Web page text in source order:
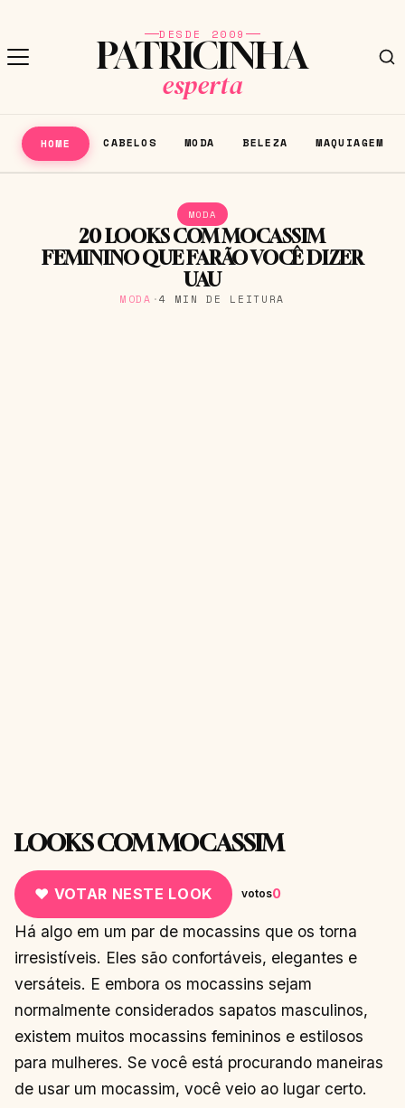
DESDE 2009
PATRICINHA
esperta
HOME CABELOS MODA BELEZA MAQUIAGEM
MODA
20 LOOKS COM MOCASSIM
FEMININO QUE FARÃO VOCÊ DIZER
UAU
MODA ·4 MIN DE LEITURA
LOOKS COM MOCASSIM
♥ VOTAR NESTE LOOK votos0
Há algo em um par de mocassins que os torna
irresistíveis. Eles são confortáveis, elegantes e
versáteis. E embora os mocassins sejam
normalmente considerados sapatos masculinos,
existem muitos mocassins femininos e estilosos
para mulheres. Se você está procurando maneiras
de usar um mocassim, você veio ao lugar certo.